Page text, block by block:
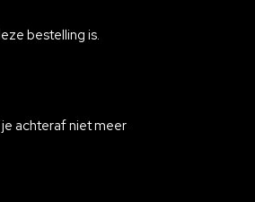
bestelling is.
achteraf niet meer